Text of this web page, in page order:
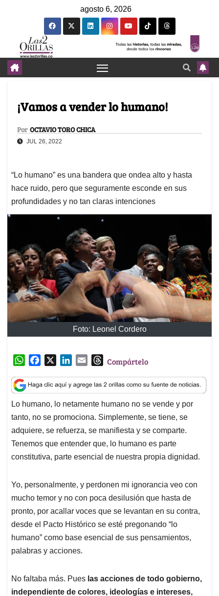
agosto 6, 2026
¡Vamos a vender lo humano!
Por OCTAVIO TORO CHICA
JUL 26, 2022
“Lo humano” es una bandera que ondea alto y hasta
hace ruido, pero que seguramente esconde en sus
profundidades y no tan claras intenciones
Foto: Leonel Cordero
W
a
t
s
A
p
p
c
e
b
o
o
k
n
k
e
d
I
n
a
i
l
T
r
e
a
d
s
Compártelo
Lo humano, lo netamente humano no se vende y por
tanto, no se promociona. Simplemente, se tiene, se
adquiere, se refuerza, se manifiesta y se comparte.
Tenemos que entender que, lo humano es parte
constitutiva, parte esencial de nuestra propia dignidad.
Yo, personalmente, y perdonen mi ignorancia veo con
mucho temor y no con poca desilusión que hasta de
pronto, por acallar voces que se levantan en su contra,
desde el Pacto Histórico se esté pregonando “lo
humano” como base esencial de sus pensamientos,
palabras y acciones.
No faltaba más. Pues las acciones de todo gobierno,
independiente de colores, ideologías e intereses,